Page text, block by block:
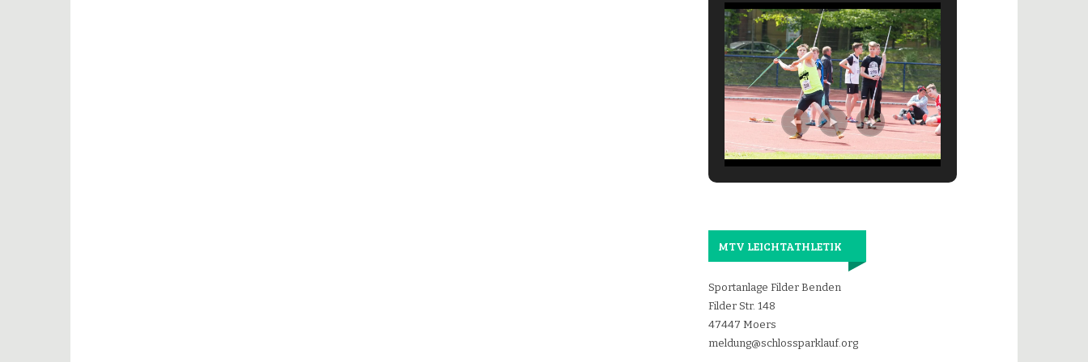
MTV LEICHTATHLETIK
Sportanlage Filder Benden
Filder Str. 148
47447 Moers
meldung@schlossparklauf.org